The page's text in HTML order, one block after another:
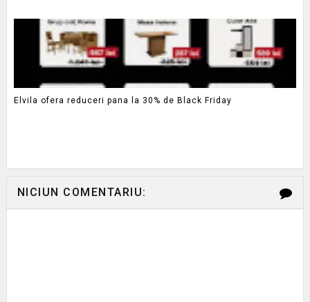
Elvila ofera reduceri pana la 30% de Black Friday
NICIUN COMENTARIU: